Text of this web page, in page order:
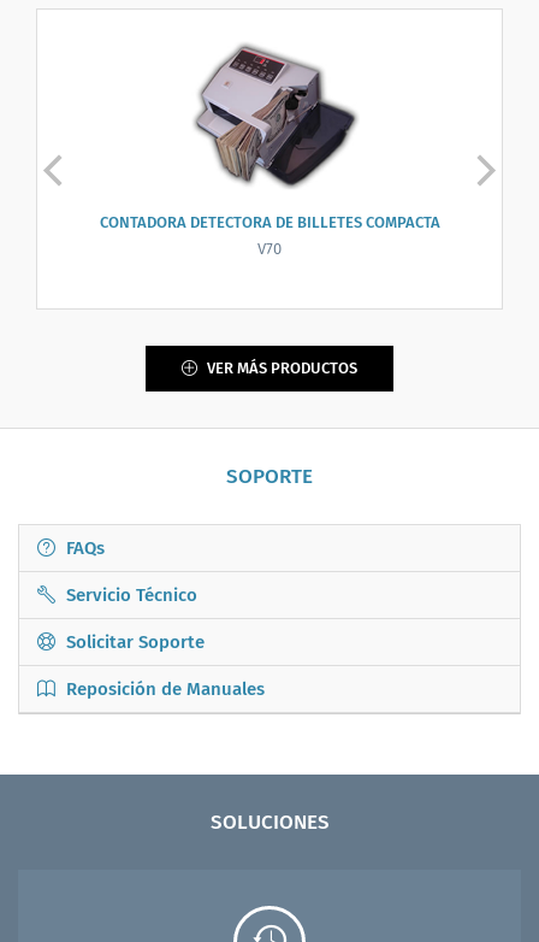
CONTADORA DETECTORA DE BILLETES COMPACTA
V70
VER MÁS PRODUCTOS
SOPORTE
FAQs
Servicio Técnico
Solicitar Soporte
Reposición de Manuales
SOLUCIONES